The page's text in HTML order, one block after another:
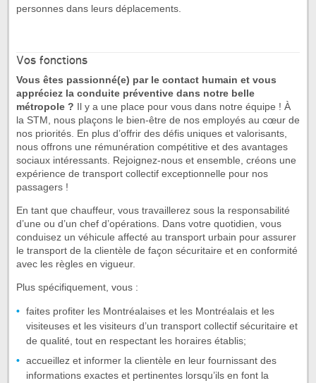
personnes dans leurs déplacements.
Vos fonctions
Vous êtes passionné(e) par le contact humain et vous
appréciez la conduite préventive dans notre belle
métropole ? Il y a une place pour vous dans notre équipe ! À
la STM, nous plaçons le bien-être de nos employés au cœur de
nos priorités. En plus d’offrir des défis uniques et valorisants,
nous offrons une rémunération compétitive et des avantages
sociaux intéressants. Rejoignez-nous et ensemble, créons une
expérience de transport collectif exceptionnelle pour nos
passagers !
En tant que chauffeur, vous travaillerez sous la responsabilité
d’une ou d’un chef d’opérations. Dans votre quotidien, vous
conduisez un véhicule affecté au transport urbain pour assurer
le transport de la clientèle de façon sécuritaire et en conformité
avec les règles en vigueur.
Plus spécifiquement, vous :
faites profiter les Montréalaises et les Montréalais et les
visiteuses et les visiteurs d’un transport collectif sécuritaire et
de qualité, tout en respectant les horaires établis;
accueillez et informer la clientèle en leur fournissant des
informations exactes et pertinentes lorsqu’ils en font la